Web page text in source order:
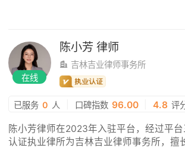
在线
陈小芳 律师
吉林吉业律师事务所
已服务 0 人 口碑指数 96.00 4.8 评
陈小芳律师在2023年入驻平台，经过平台
认证执业律所为吉林吉业律师事务所，擅